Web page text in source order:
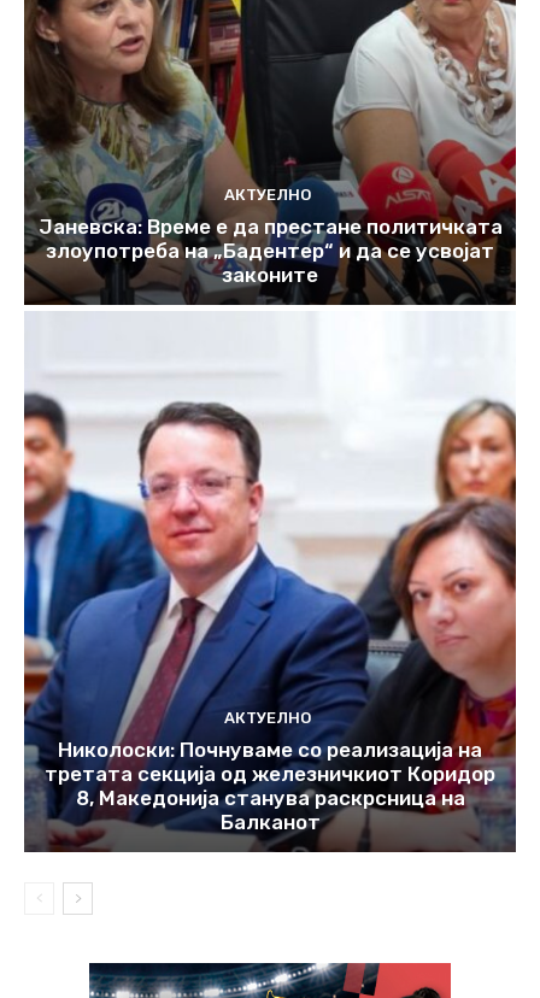
АКТУЕЛНО
Јаневска: Време е да престане политичката
злоупотреба на „Бадентер“ и да се усвојат
законите
АКТУЕЛНО
Николоски: Почнуваме со реализација на
третата секција од железничкиот Коридор
8, Македонија станува раскрсница на
Балканот